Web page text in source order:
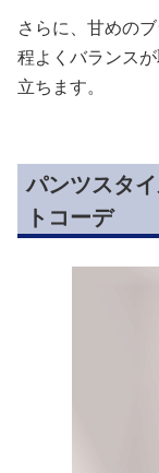
さらに、甘めの
程よくバランス
立ちます。
パンツスタ
トコーデ